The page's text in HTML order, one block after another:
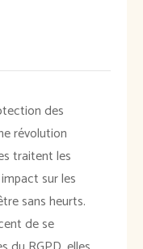
des
révolution
traitent les
sur les
sans heurts.
de se